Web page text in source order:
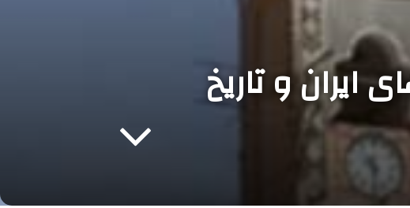
ایران و تاریخ